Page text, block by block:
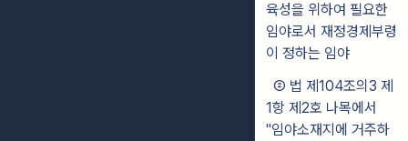
육성을 위하여 필요한
임야로서 재정경제부령
이 정하는 임야
② 법 제104조의3 제
1항 제2호 나목에서
"임야소재지에 거주하